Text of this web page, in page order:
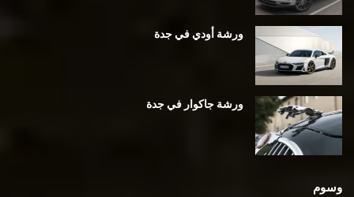
ورشة أودي في جدة
ورشة جاكوار في جدة
وسوم